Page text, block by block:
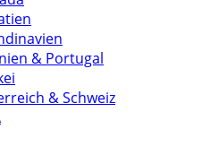
& Portugal
& Schweiz